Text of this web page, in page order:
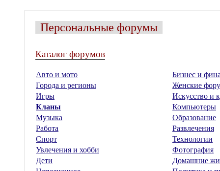
Персональные форумы
Каталог форумов
Авто и мото
Бизнес и
Города и регионы
Женские
Игры
Искусство и
Кланы
Компьютеры
Музыка
Образование
Работа
Развлечения
Спорт
Технологии
Увлечения и хобби
Фотография
Дети
Домашние